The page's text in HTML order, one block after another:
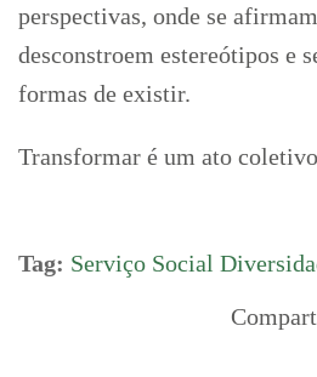
perspectivas, onde se
desconstroem estereótipos e
formas de existir.
Transformar é um ato
Tag: Serviço Social